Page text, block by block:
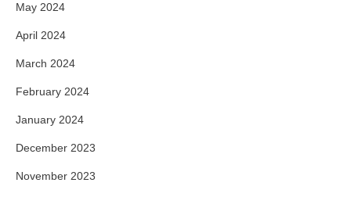
May 2024
April 2024
March 2024
February 2024
January 2024
December 2023
November 2023